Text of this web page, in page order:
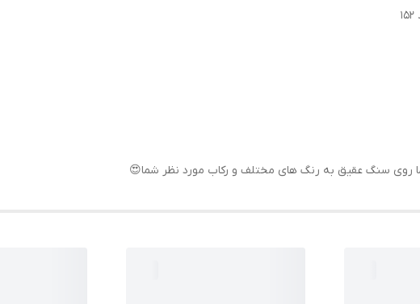
روی سنگ عقیق به رنگ های مختلف و رکاب مورد نظر شما😍